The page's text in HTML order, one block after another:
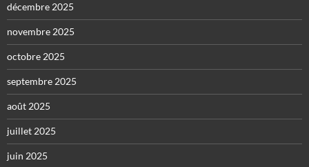
décembre 2025
novembre 2025
octobre 2025
septembre 2025
août 2025
juillet 2025
juin 2025